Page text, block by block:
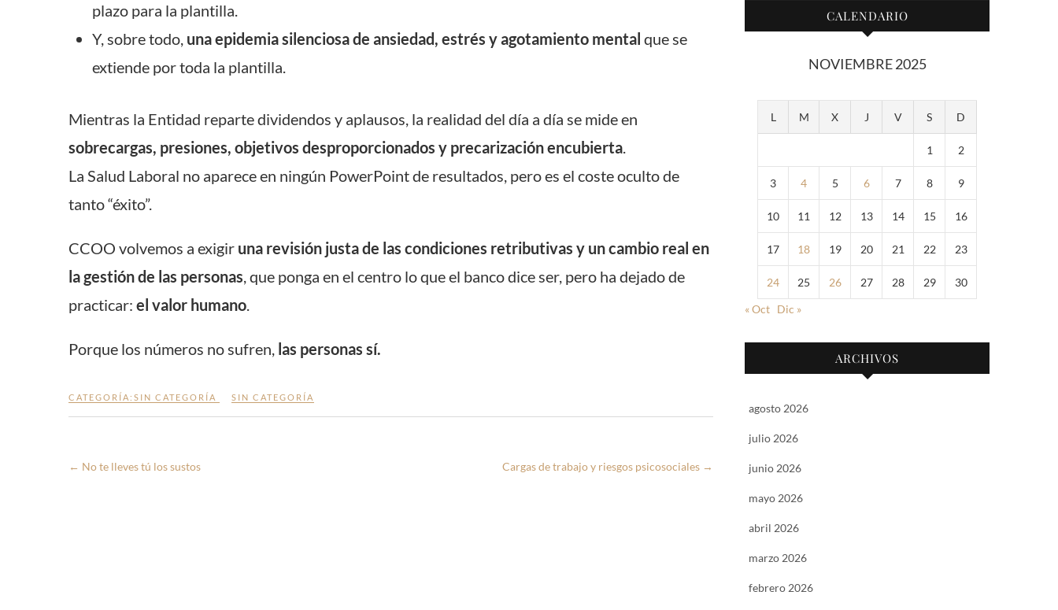
plazo para la plantilla.
Y, sobre todo, una epidemia silenciosa de ansiedad, estrés y agotamiento mental que se
extiende por toda la plantilla.
Mientras la Entidad reparte dividendos y aplausos, la realidad del día a día se mide en
sobrecargas, presiones, objetivos desproporcionados y precarización encubierta.
La Salud Laboral no aparece en ningún PowerPoint de resultados, pero es el coste oculto de
tanto “éxito”.
CCOO volvemos a exigir una revisión justa de las condiciones retributivas y un cambio real en
la gestión de las personas, que ponga en el centro lo que el banco dice ser, pero ha dejado de
practicar: el valor humano.
Porque los números no sufren, las personas sí.
CATEGORÍA: SIN CATEGORÍA SIN CATEGORÍA
← No te lleves tú los sustos Cargas de trabajo y riesgos psicosociales →
CALENDARIO
NOVIEMBRE 2025
L M X J V S D
1 2
3 4 5 6 7 8 9
10 11 12 13 14 15 16
17 18 19 20 21 22 23
24 25 26 27 28 29
30
« Oct Dic »
ARCHIVOS
agosto 2026
julio 2026
junio 2026
mayo 2026
abril 2026
marzo 2026
febrero 2026